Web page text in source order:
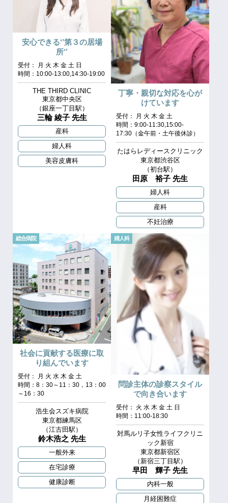
安心できる‘’第３の居場
所‘’
受付： 月 火 木 金 土 日
時間：10:00-13:00,14:30-19:00
THE THIRD CLINIC
東京都中央区
（銀座一丁目駅）
三輪 綾子 先生
産科
婦人科
美容皮膚科
丁寧・親切な対応を心が
けています
受付： 月 火 木 金 土
時間：9:00-11:30,15:00-
17:30（金午前・土午後休診）
たはらレディースクリニック
東京都渋谷区
（初台駅）
田原 裕子 先生
婦人科
産科
不妊治療
総合病院
社会に貢献する医療に取
り組んでいます
受付： 月 火 水 木 金 土
時間：8：30～11：30，13：00
～16：30
浩生会スズキ病院
東京都練馬区
（江古田駅）
鈴木浩之 先生
一般外来
在宅診療
健康診断
婦人科
問診主体の診察スタイル
で向き合います
受付： 火 水 木 金 土 日
時間：11:00-18:30
対馬ルリ子女性ライフクリニ
ック新宿
東京都新宿区
（新宿三丁目駅）
早田 輝子 先生
内科一般
月経困難症